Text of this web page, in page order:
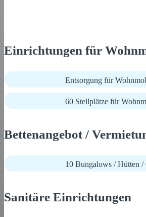
Einrichtungen für
Entsorgung für
60 Stellplätze für
Bettenangebot /
10 Bungalows / Hütten /
Sanitäre Einrichtungen